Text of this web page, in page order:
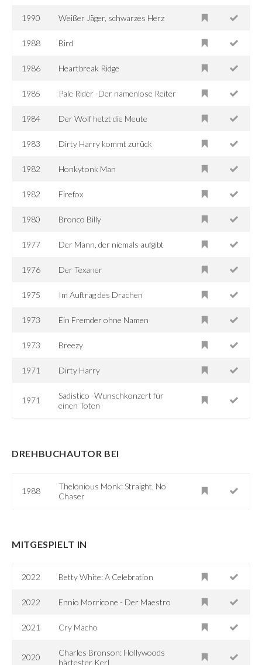
1990 Weißer Jäger, schwarzes Herz
1988 Bird
1986 Heartbreak Ridge
1985 Pale Rider -Der namenlose Reiter
1984 Der Wolf hetzt die Meute
1983 Dirty Harry kommt zurück
1982 Honkytonk Man
1982 Firefox
1980 Bronco Billy
1977 Der Mann, der niemals aufgibt
1976 Der Texaner
1975 Im Auftrag des Drachen
1973 Ein Fremder ohne Namen
1973 Breezy
1971 Dirty Harry
1971
Sadistico -Wunschkonzert für
einen Toten
DREHBUCHAUTOR BEI
1988
Thelonious Monk: Straight, No
Chaser
MITGESPIELT IN
2022 Betty White: A Celebration
2022 Ennio Morricone - Der Maestro
2021 Cry Macho
2020
Charles Bronson: Hollywoods
härtester Kerl